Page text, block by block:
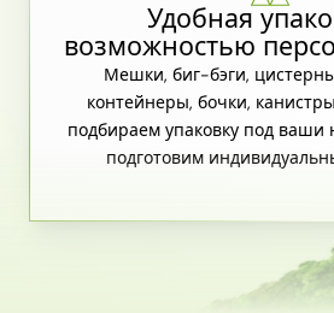
Удобная
возможностью
Мешки, биг-бэги,
контейнеры, бочки,
подбираем упаковку под
подготовим